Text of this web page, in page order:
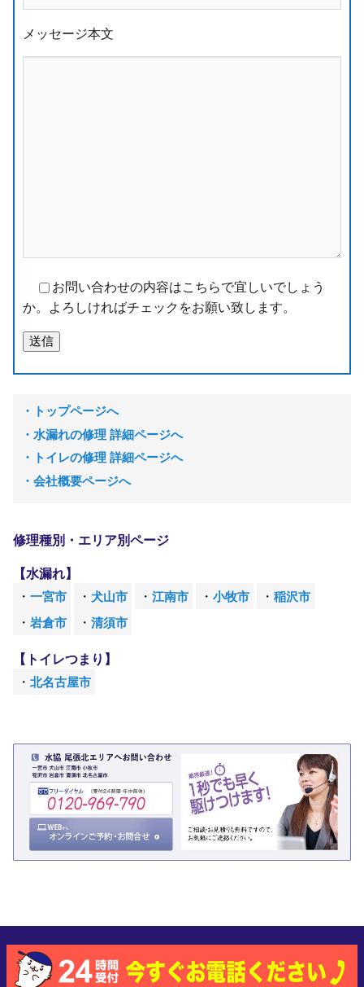
メッセージ本文
お問い合わせの内容はこちらで宜しいでしょう
か。よろしければチェックをお願い致します。
トップページへ
水漏れの修理 詳細ページへ
トイレの修理 詳細ページへ
会社概要ページへ
修理種別・エリア別ページ
【水漏れ】
一宮市 犬山市 江南市 小牧市
稲沢市
岩倉市
清須市
【トイレつまり】
北名古屋市